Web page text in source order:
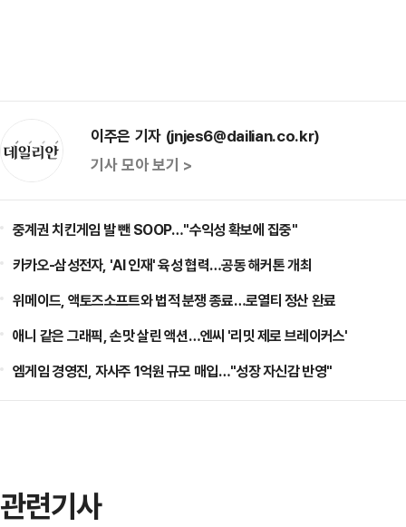
이주은 기자 (jnjes6@dailian.co.kr)
기사 모아 보기 >
중계권 치킨게임 발 뺀 SOOP…"수익성 확보에 집중"
카카오-삼성전자, 'AI 인재' 육성 협력…공동 해커톤 개최
위메이드, 액토즈소프트와 법적 분쟁 종료…로열티 정산 완료
애니 같은 그래픽, 손맛 살린 액션…엔씨 '리밋 제로 브레이커스'
엠게임 경영진, 자사주 1억원 규모 매입…"성장 자신감 반영"
관련기사